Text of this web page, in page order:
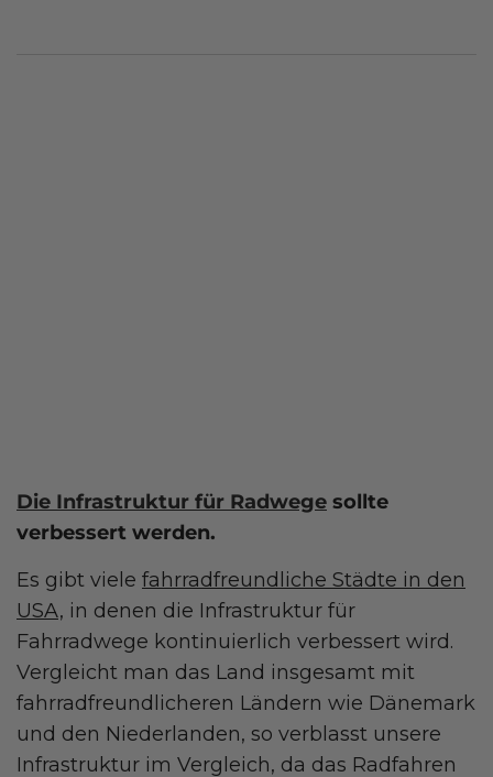
Die Infrastruktur für Radwege sollte
verbessert werden.
Es gibt viele fahrradfreundliche Städte in den
USA, in denen die Infrastruktur für
Fahrradwege kontinuierlich verbessert wird.
Vergleicht man das Land insgesamt mit
fahrradfreundlicheren Ländern wie Dänemark
und den Niederlanden, so verblasst unsere
Infrastruktur im Vergleich, da das Radfahren